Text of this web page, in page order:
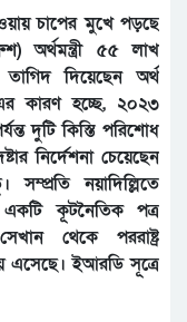
চাপের মুখে পড়ছে
অর্থমন্ত্রী ৫৫ লাখ
দিয়েছেন অর্থ
কারণ হচ্ছে, ২০২৩
দুটি কিস্তি পরিশোধ
নির্দেশনা চেয়েছেন
সম্প্রতি নয়াদিল্লিতে
একটি কূটনৈতিক পত্র
থেকে পররাষ্ট্র
এসেছে। ইআরডি সূত্রে